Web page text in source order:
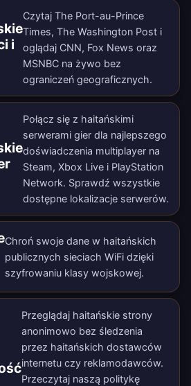
i
Czytaj The Port-au-Prince
Times, The Washington Post i
oglądaj CNN, Fox News oraz
MSNBC na żywo bez
ograniczeń geograficznych.
Połącz się z haitańskimi
serwerami gier dla najlepszego
doświadczenia multiplayer na
Steam, Xbox Live i PlayStation
Network. Sprawdź wszystkie
dostępne lokalizacje serwerów.
Chroń swoje dane w haitańskich
publicznych sieciach WiFi dzięki
szyfrowaniu klasy wojskowej.
Przeglądaj haitańskie strony
anonimowo bez śledzenia
przez haitańskich dostawców
internetu czy reklamodawców.
Przeczytaj naszą politykę